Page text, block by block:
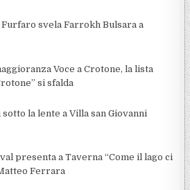
svela Farrokh Bulsara a
Voce a Crotone, la lista
si sfalda
la lente a Villa san Giovanni
presenta a Taverna “Come il lago ci
Ferrara